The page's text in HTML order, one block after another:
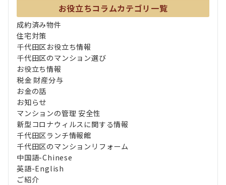
お役立ちコラムカテゴリ一覧
成約済み物件
住宅対策
千代田区お役立ち情報
千代田区のマンション選び
お役立ち情報
税金 財産分与
お金の話
お知らせ
マンションの管理 安全性
新型コロナウィルスに関する情報
千代田区ランチ情報館
千代田区のマンションリフォーム
中国語-Chinese
英語-English
ご紹介